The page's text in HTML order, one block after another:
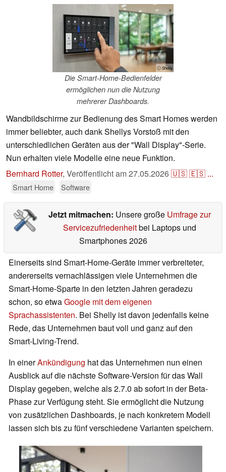
ⓘ Shelly
Die Smart-Home-Bedienfelder
ermöglichen nun die Nutzung
mehrerer Dashboards.
Wandbildschirme zur Bedienung des Smart Homes werden
immer beliebter, auch dank Shellys Vorstoß mit den
unterschiedlichen Geräten aus der "Wall Display"-Serie.
Nun erhalten viele Modelle eine neue Funktion.
Bernhard Rotter, Veröffentlicht am27.05.2026🇺🇸🇪🇸 ...
Smart Home Software
Jetzt mitmachen: Unsere große Umfrage zur
Servicezufriedenheitbei Laptops und
Smartphones 2026
Einerseits sind Smart-Home-Geräte immer verbreiteter,
andererseits vernachlässigen viele Unternehmen die
Smart-Home-Sparte in den letzten Jahren geradezu
schon, so etwaGoogle mit dem eigenen
Sprachassistenten. Bei Shelly ist davon jedenfalls keine
Rede, das Unternehmen baut voll und ganz auf den
Smart-Living-Trend.
In einerAnkündigung hat das Unternehmen nun einen
Ausblick auf die nächste Software-Version für das Wall
Display gegeben, welche als 2.7.0 ab sofort in der Beta-
Phase zur Verfügung steht. Sie ermöglicht die Nutzung
von zusätzlichen Dashboards, je nach konkretem Modell
lassen sich bis zu fünf verschiedene Varianten speichern.